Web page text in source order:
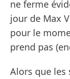
ne ferme
jour de Max
pour le
prend pas
Alors que